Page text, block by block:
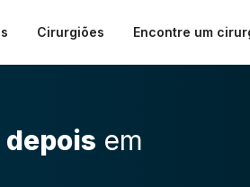
Cirurgiões Encontre um
depois em